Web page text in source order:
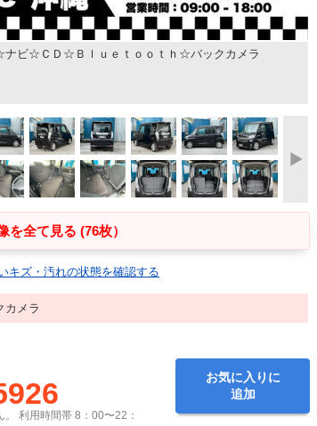
ビ☆ＣＤ☆Ｂｌｕｅｔｏｏｔｈ☆バックカメラ
を全て見る (76枚）
キズ・汚れの状態を確認する
メラ
利用時間帯 8：00〜22：
お気に入りに
追加